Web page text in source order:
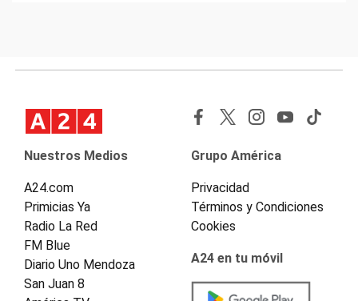
Nuestros Medios
A24.com
Primicias Ya
Radio La Red
FM Blue
Diario Uno Mendoza
San Juan 8
Grupo América
Privacidad
Términos y Condiciones
Cookies
A24 en tu móvil